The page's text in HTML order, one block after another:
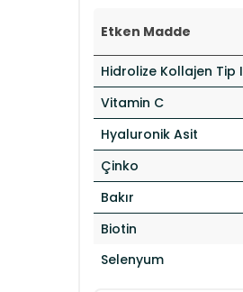
Etken Madde
Hidrolize Kollajen Tip I
Vitamin C
Hyaluronik Asit
Çinko
Bakır
Biotin
Selenyum